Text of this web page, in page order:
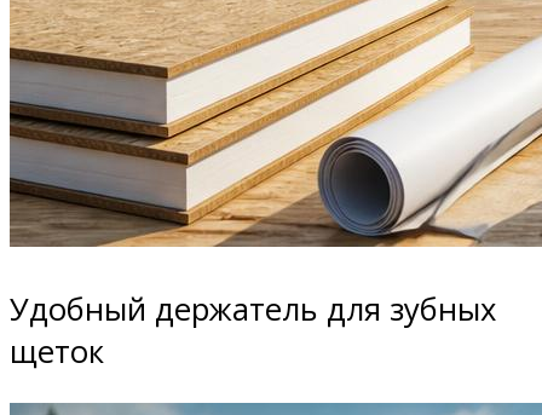
Удобный держатель для зубных
щеток